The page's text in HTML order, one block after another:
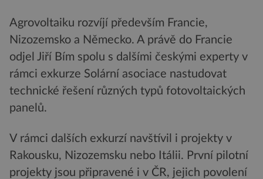
Agrovoltaiku rozvíjí především Francie,
Nizozemsko a Německo. A právě do Francie
odjel Jiří Bím spolu s dalšími českými experty v
rámci exkurze Solární asociace nastudovat
technické řešení různých typů fotovoltaických
panelů.
V rámci dalších exkurzí navštívil i projekty v
Rakousku, Nizozemsku nebo Itálii. První pilotní
projekty jsou připravené i v ČR, jejich povolení